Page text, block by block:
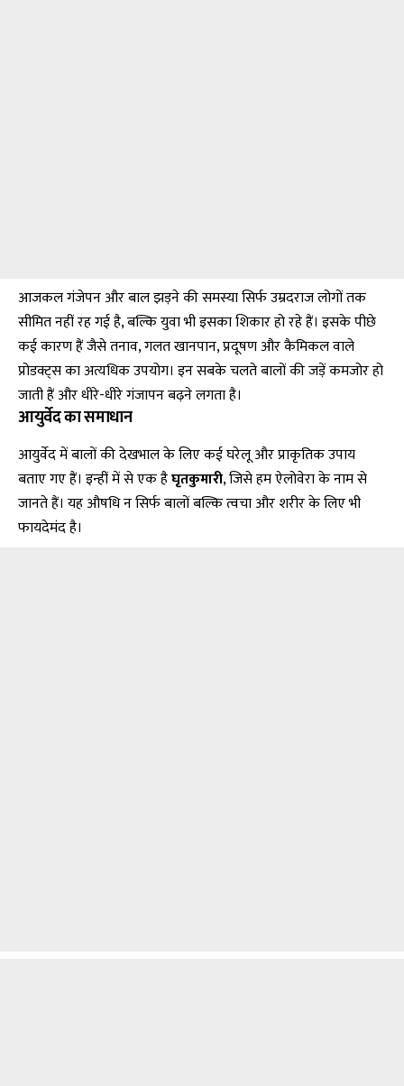
आजकल गंजेपन और बाल झड़ने की समस्या सिर्फ उम्रदराज लोगों तक
सीमित नहीं रह गई है, बल्कि युवा भी इसका शिकार हो रहे हैं। इसके पीछे
कई कारण हैं जैसे तनाव, गलत खानपान, प्रदूषण और कैमिकल वाले
प्रोडक्ट्स का अत्यधिक उपयोग। इन सबके चलते बालों की जड़ें कमजोर हो
जाती हैं और धीरे-धीरे गंजापन बढ़ने लगता है।
आयुर्वेद का समाधान
आयुर्वेद में बालों की देखभाल के लिए कई घरेलू और प्राकृतिक उपाय
बताए गए हैं। इन्हीं में से एक हैघृतकुमारी, जिसे हम ऐलोवेरा के नाम से
जानते हैं। यह औषधि न सिर्फ बालों बल्कि त्वचा और शरीर के लिए भी
फायदेमंद है।